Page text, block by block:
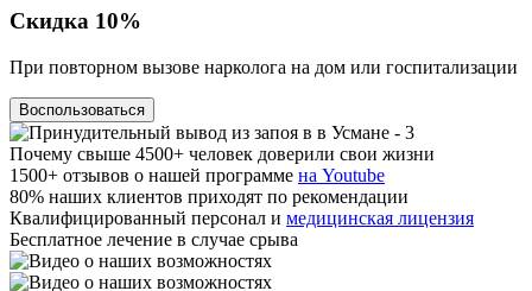
Скидка 10%
При повторном вызове нарколога на дом или госпитализации
Воспользоваться
Почему свыше 4500+ человек доверили свои жизни
1500+ отзывов о нашей программе на Youtube
80% наших клиентов приходят по рекомендации
Квалифицированный персонал и медицинская лицензия
Бесплатное лечение в случае срыва